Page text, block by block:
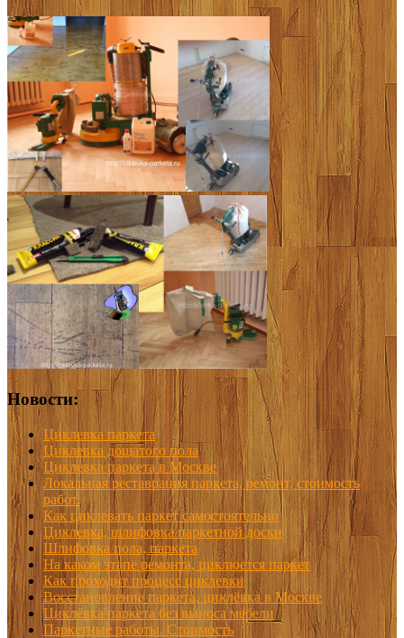
Новости:
Циклевка паркета
Циклевка дощатого пола
Циклевка паркета в Москве
Локальная реставрация паркета, ремонт, стоимость
работ.
Как циклевать паркет самостоятельно
Циклевка, шлифовка паркетной доски
Шлифовка пола, паркета
На каком этапе ремонта, циклюется паркет
Как проходит процесс циклевки
Восстановление паркета, циклёвка в Москве
Циклёвка паркета без выноса мебели
Паркетные работы. Стоимость